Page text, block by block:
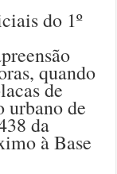
do 1º
quando
de
urbano de
da
à Base